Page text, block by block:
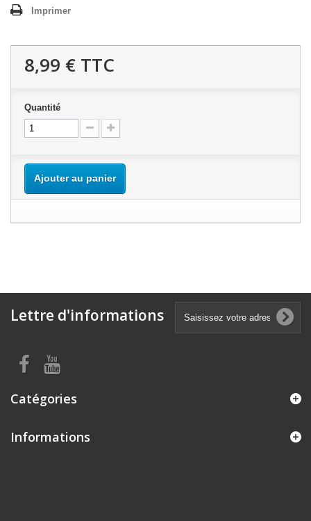
Imprimer
8,99 € TTC
Quantité
Ajouter au panier
Lettre d'informations
Catégories
Informations